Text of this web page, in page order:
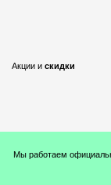
Акции и скидки
Мы работаем